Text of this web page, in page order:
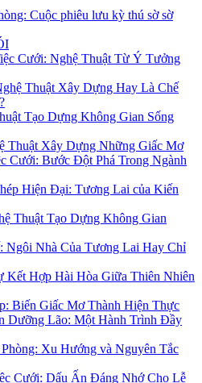
Cuộc phiêu lưu kỳ thú sờ sờ
Cưới: Nghệ Thuật Từ Ý Tưởng
Thuật Xây Dựng Hay Là Chế
Tạo Dựng Không Gian Sống
Thuật Xây Dựng Những Giấc Mơ
Cưới: Bước Đột Phá Trong Ngành
Hiện Đại: Tương Lai của Kiến
Thuật Tạo Dựng Không Gian
Ngôi Nhà Của Tương Lai Hay Chỉ
Kết Hợp Hài Hòa Giữa Thiên Nhiên
Biến Giấc Mơ Thành Hiện Thực
Dưỡng Lão: Một Hành Trình Đầy
Xu Hướng và Nguyên Tắc
Cưới: Dấu Ấn Đáng Nhớ Cho Lễ